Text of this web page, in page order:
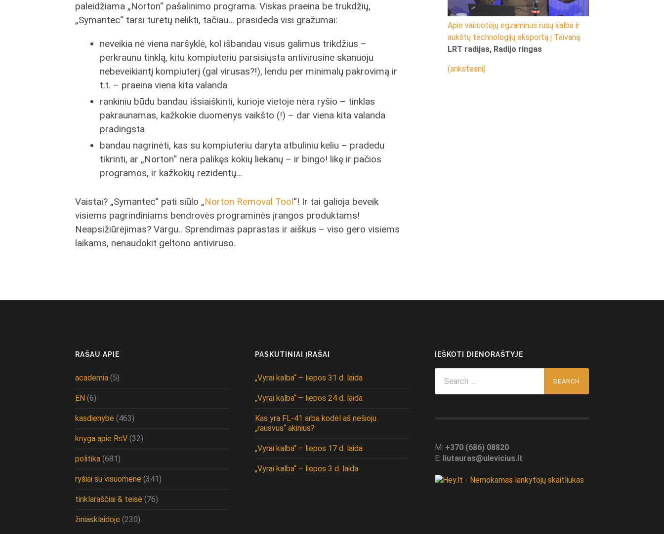
paleidžiama „Norton“ pašalinimo programa. Viskas praeina be trukdžių,
„Symantec“ tarsi turėtų nelikti, tačiau… prasideda visi gražumai:
neveikia nė viena naršyklė, kol išbandau visus galimus trikdžius –
perkraunu tinklą, kitu kompiuteriu parsisiųsta antivirusine skanuoju
nebeveikiantį kompiuterį (gal virusas?!), lendu per minimalų pakrovimą ir
t.t. – praeina viena kita valanda
rankiniu būdu bandau išsiaiškinti, kurioje vietoje nėra ryšio – tinklas
pakraunamas, kažkokie duomenys vaikšto (!) – dar viena kita valanda
pradingsta
bandau nagrinėti, kas su kompiuteriu daryta atbuliniu keliu – pradedu
tikrinti, ar „Norton“ nėra palikęs kokių liekanų – ir bingo! likę ir pačios
programos, ir kažkokių rezidentų…
Vaistai? „Symantec“ pati siūlo „Norton Removal Tool“! Ir tai galioja beveik
visiems pagrindiniams bendrovės programinės įrangos produktams!
Neapsižiūrėjimas? Vargu.. Sprendimas paprastas ir aiškus – viso gero visiems
laikams, nenaudokit geltono antiviruso.
Apie vairuotojų egzaminus rusų kalba ir
aukštų technologijų eksportą į Taivaną
LRT radijas, Radijo ringas
(ankstesni)
RAŠAU APIE
academia (5)
EN (6)
kasdienybė (463)
knyga apie RsV (32)
politika (681)
ryšiai su visuomene (341)
tinklaraščiai & teisė (76)
žiniasklaidoje (230)
PASKUTINIAI ĮRAŠAI
„Vyrai kalba“ – liepos 31 d. laida
„Vyrai kalba“ – liepos 24 d. laida
Kas yra FL-41 arba kodėl aš nešioju
„rausvus“ akinius?
„Vyrai kalba“ – liepos 17 d. laida
„Vyrai kalba“ – liepos 3 d. laida
IEŠKOTI DIENORAŠTYJE
for:
M: +370 (686) 08820
E: liutauras@ulevicius.lt